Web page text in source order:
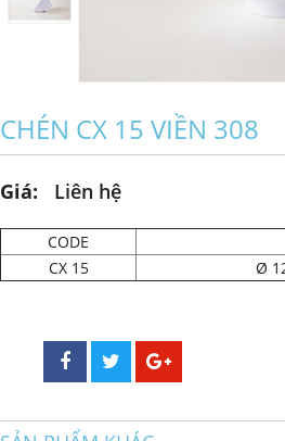
CHÉN CX 15 VIỀN 308
Giá: Liên hệ
CODE
CX 15
Ø